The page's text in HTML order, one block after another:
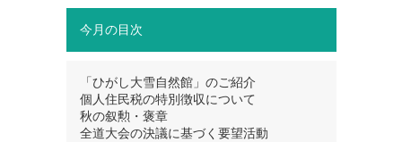
今月の目次
「ひがし大雪自然館」のご紹介
個人住民税の特別徴収について
秋の叙勲・褒章
全道大会の決議に基づく要望活動